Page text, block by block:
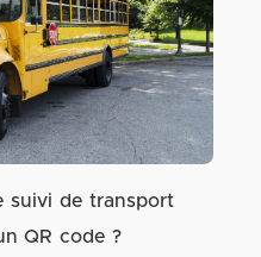
suivi de transport
QR code ?